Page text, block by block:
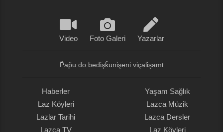
Video Foto Galeri Yazarlar
P̌ap̌u do bedişǩunişeni viçalişamt
Haberler
Laz Köyleri
Lazlar Tarihi
Lazca TV
Yaşam Sağlık
Lazca Müzik
Lazca Dersler
Laz Köyleri